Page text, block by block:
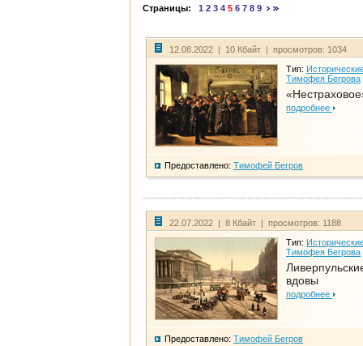
Страницы: 1 2 3 4 5 6 7 8 9
12.08.2022 | 10 Кбайт | просмотров: 1034
Тип:
Тимофея Бегрова
подробнее
Предоставлено: Тимофей Бегров
22.07.2022 | 8 Кбайт | просмотров: 1188
Тип:
Тимофея Бегрова
вдовы
подробнее
Предоставлено: Тимофей Бегров